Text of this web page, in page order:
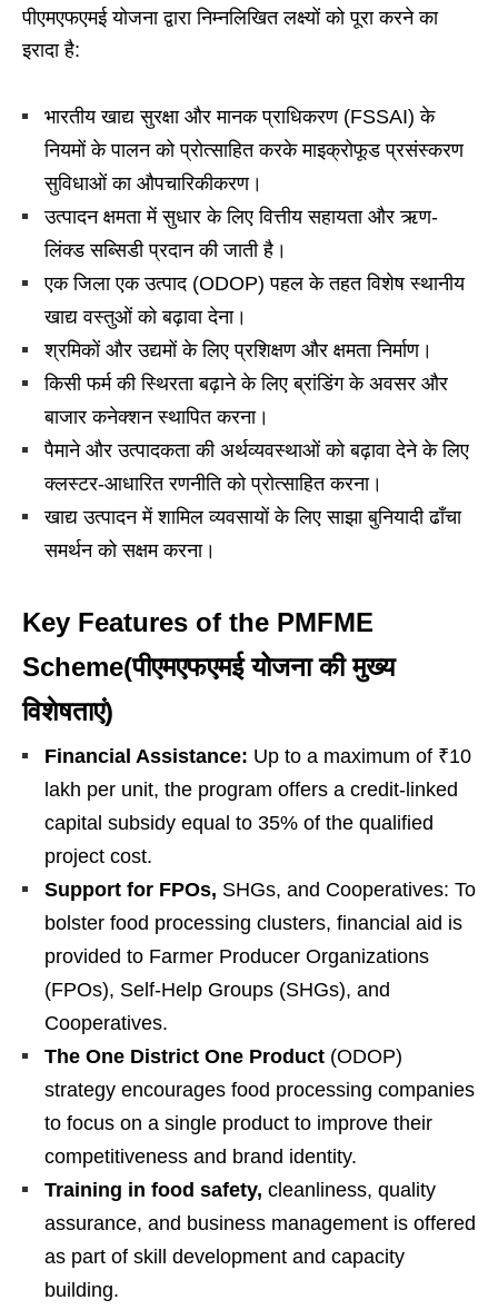
पीएमएफएमई योजना द्वारा निम्नलिखित लक्ष्यों को पूरा करने का
इरादा है:
भारतीय खाद्य सुरक्षा और मानक प्राधिकरण (FSSAI) के
नियमों के पालन को प्रोत्साहित करके माइक्रोफूड प्रसंस्करण
सुविधाओं का औपचारिकीकरण।
उत्पादन क्षमता में सुधार के लिए वित्तीय सहायता और ऋण-
लिंक्ड सब्सिडी प्रदान की जाती है।
एक जिला एक उत्पाद (ODOP) पहल के तहत विशेष स्थानीय
खाद्य वस्तुओं को बढ़ावा देना।
श्रमिकों और उद्यमों के लिए प्रशिक्षण और क्षमता निर्माण।
किसी फर्म की स्थिरता बढ़ाने के लिए ब्रांडिंग के अवसर और
बाजार कनेक्शन स्थापित करना।
पैमाने और उत्पादकता की अर्थव्यवस्थाओं को बढ़ावा देने के लिए
क्लस्टर-आधारित रणनीति को प्रोत्साहित करना।
खाद्य उत्पादन में शामिल व्यवसायों के लिए साझा बुनियादी ढाँचा
समर्थन को सक्षम करना।
Key Features of the PMFME
Scheme(पीएमएफएमई योजना की मुख्य
विशेषताएं)
Financial Assistance: Up to a maximum of ₹10
lakh per unit, the program offers a credit-linked
capital subsidy equal to 35% of the qualified
project cost.
Support for FPOs, SHGs, and Cooperatives: To
bolster food processing clusters, financial aid is
provided to Farmer Producer Organizations
(FPOs), Self-Help Groups (SHGs), and
Cooperatives.
The One District One Product (ODOP)
strategy encourages food processing companies
to focus on a single product to improve their
competitiveness and brand identity.
Training in food safety, cleanliness, quality
assurance, and business management is offered
as part of skill development and capacity
building.